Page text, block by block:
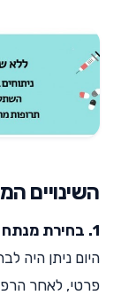
השינויים
1. בחירת מנתח מתוך רשימה מוגדרת בלבד
היום ניתן היה
פרטי, לאחר